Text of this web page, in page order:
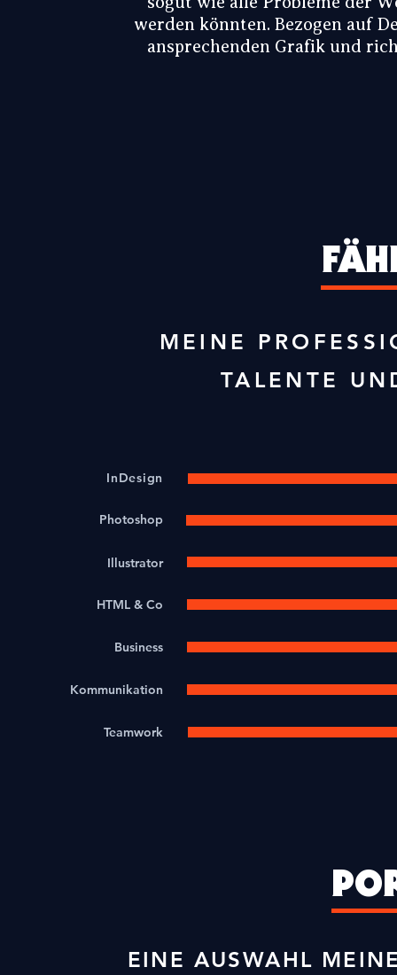
werden könnten. Bezogen auf
ansprechenden Grafik und
MEINE
TALENTE
InDesign
Photoshop
Illustrator
HTML & Co
Business
Kommunikation
Teamwork
EINE AUSWAHL